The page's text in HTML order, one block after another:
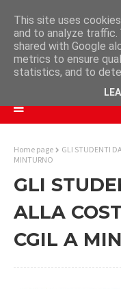
Home page
GLI STUDENTI
MINTURNO
GLI
ALLA
CGIL A
This site uses
and to analyze traffic.
shared with Google
metrics to ensure
statistics, and to